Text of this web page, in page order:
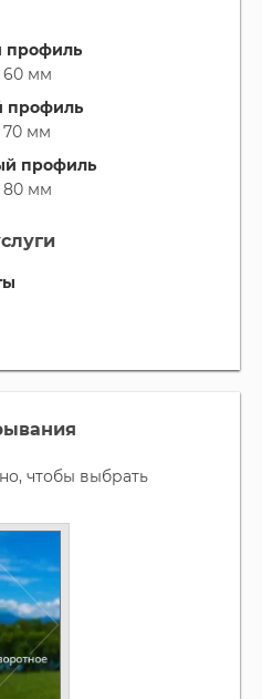
профиль
60 мм
профиль
мм
профиль
80 мм
чтобы выбрать